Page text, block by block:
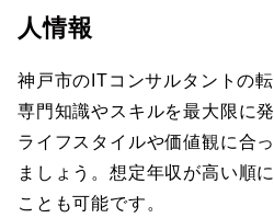
人情報
神戸市のITコンサルタントの
専門知識やスキルを最大限に
ライフスタイルや価値観に合
ましょう。想定年収が高い順
ことも可能です。